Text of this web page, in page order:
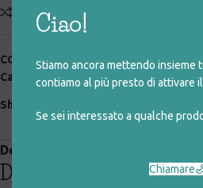
Ciao!
Stiamo ancora mettendo insieme
contiamo al più presto di attivare
Se sei interessato a qualche
Chiamare
Add to compare
COD:
095_0_015
Categorie: didattici, giocattoli rigenerati
Share:
Descrizione
Descrizione